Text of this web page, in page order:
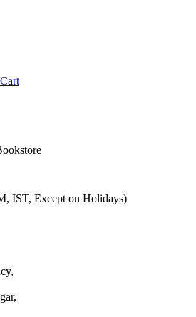
IST, Except on Holidays)